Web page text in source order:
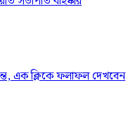
এক ক্লিকে ফলাফল দেখবেন